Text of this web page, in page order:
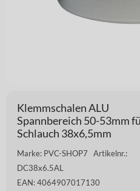
Klemmschalen ALU
Spannbereich 50-53mm
Schlauch 38x6,5mm
Marke: PVC-SHOP7 Artikelnr.:
DC38x6.5AL
EAN: 4064907017130